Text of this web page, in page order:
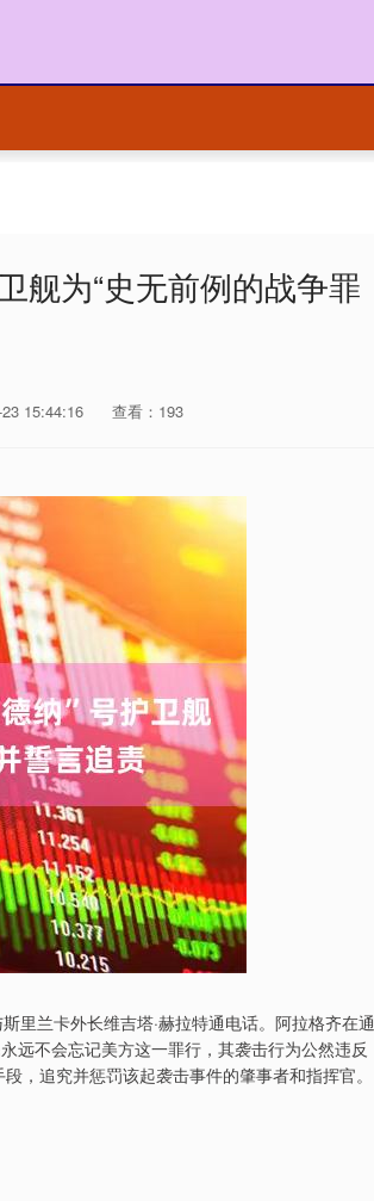
舰为“史无前例的战争罪
15:44:16 查看：193
里兰卡外长维吉塔·赫拉特通电话。阿拉格齐在通
远不会忘记美方这一罪行，其袭击行为公然违反
，追究并惩罚该起袭击事件的肇事者和指挥官。